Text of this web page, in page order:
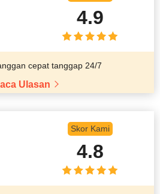
4.9
cepat tanggap 24/7
Ulasan
Skor Kami
4.8